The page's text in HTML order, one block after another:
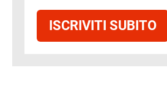
ISCRIVITI SUBITO